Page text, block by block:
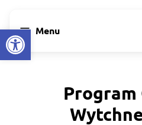
Open toolbar
menu Menu
Program